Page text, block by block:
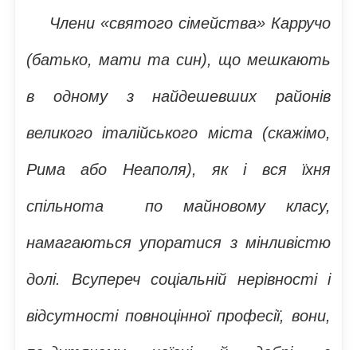
Члени «святого сімейства» Карручо
(батько, мати та син), що мешкають
в одному з найдешевших районів
великого італійського міста (скажімо,
Рима або Неаполя), як і вся їхня
спільнота по майновому класу,
намагаються упоратися з мінливістю
долі. Всупереч соціальній нерівності і
відсутності повноцінної професії, вони,